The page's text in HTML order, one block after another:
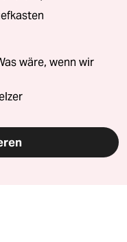
wäre, wenn wir